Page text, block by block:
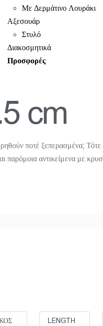
Με Δερμάτινο Λουράκι
Αξεσουάρ
Στυλό
Διακοσμητικά
Προσφορές
cm
ποτέ ξεπερασμένα;
παρόμοια αντικείμενα με
LENGTH